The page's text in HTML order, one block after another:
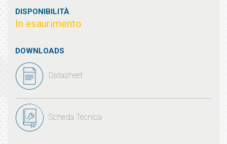
DISPONIBILITÀ
In esaurimento
DOWNLOADS
Datasheet
Scheda Tecnica